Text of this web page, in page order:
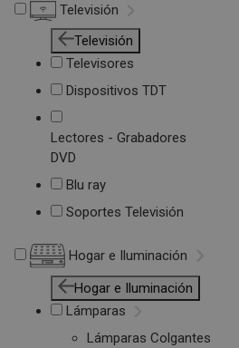
Televisión
Televisión
Televisores
Dispositivos TDT
Lectores - Grabadores
DVD
Blu ray
Soportes Televisión
Hogar e Iluminación
Hogar e Iluminación
Lámparas
Lámparas Colgantes